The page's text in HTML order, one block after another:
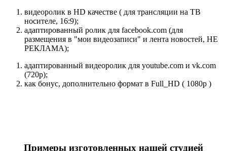
видеоролик в HD качестве ( для трансляции на ТВ
носителе, 16:9);
адаптированный ролик для facebook.com (для
размещения в "мои видеозаписи" и лента новостей, НЕ
РЕКЛАМА);
адаптированный видеоролик для youtube.com и vk.com
(720p);
как бонус, дополнительно формат в Full_HD ( 1080p )
Примеры изготовленных нашей студией